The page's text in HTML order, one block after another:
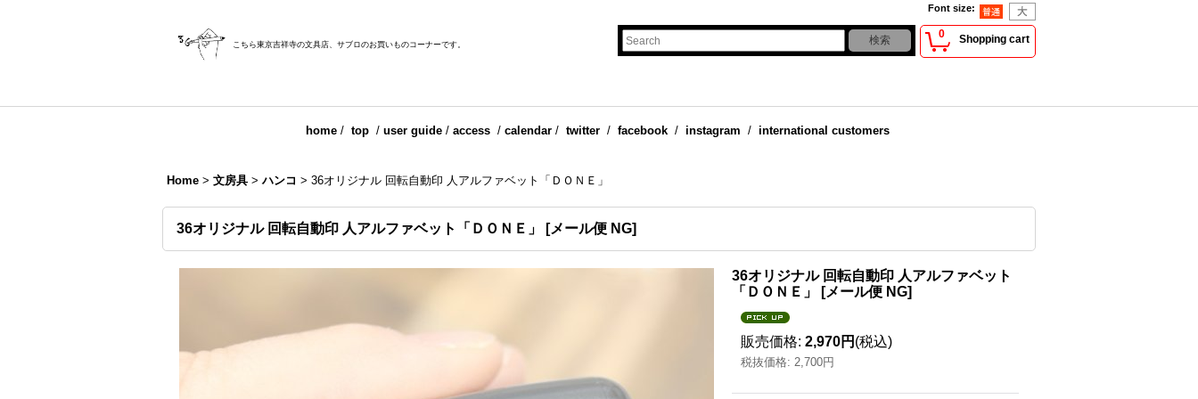
Font size:
こちら東京吉祥寺の文具店、サブロのお買いものコーナーです。
0 Shopping cart
home/ top/ user guide/ access/ calendar/ twitter/ facebook/ instagram / international customers
Home > 文房具 > ハンコ > 36オリジナル 回転自動印 人アルファベット「ＤＯＮＥ」
36オリジナル 回転自動印 人アルファベット「ＤＯＮＥ」 [メール便 NG]
36オリジナル 回転自動印 人アルファベット
「ＤＯＮＥ」
[メール便 NG]
販売価格: 2,970円 (税込)
税抜価格: 2,700円